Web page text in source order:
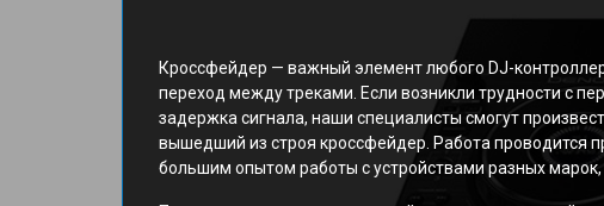
Кроссфейдер — важный элемент любого DJ-
переход между треками. Если возникли трудности с
задержка сигнала, наши специалисты смогут
вышедший из строя кроссфейдер. Работа проводится
большим опытом работы с устройствами разных